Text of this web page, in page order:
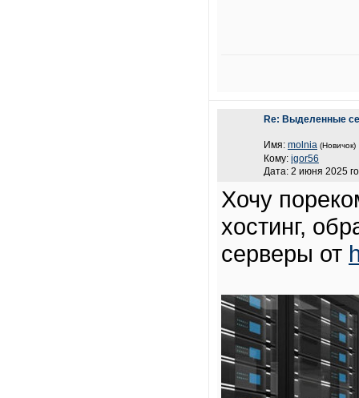
Re: Выделенные
Имя: molnia (Новичок)
Кому: igor56
Дата: 2 июня 2025
Хочу
хостинг,
серверы от